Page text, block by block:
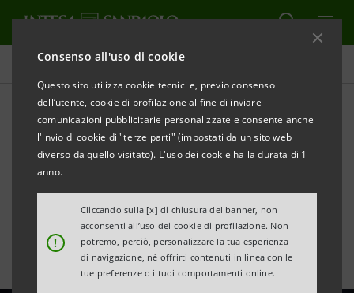
Consenso all'uso di cookie
Questo sito utilizza cookie tecnici e, previo consenso
dell’utente, cookie di profilazione al fine di inviare
comunicazioni pubblicitarie personalizzate e consente anche
l'invio di cookie di "terze parti" (impostati da un sito web
diverso da quello visitato). L'uso dei cookie ha la durata di 1
anno.
!
Cliccando sulla [x] di chiusura del banner, non
acconsenti all’uso dei cookie di profilazione. Non
potremo, perciò, personalizzare la tua esperienza
di navigazione, né offrirti contenuti in linea con le
tue preferenze o i tuoi comportamenti online.
Tutte le news
Risultati finanziari 2020:
dichiarazioni del CEO Carlo
Messina